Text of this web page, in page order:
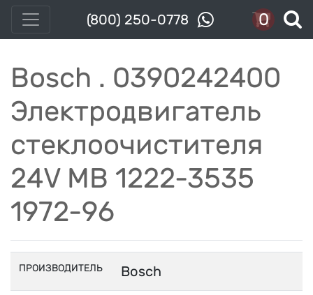
(800) 250-0778 0
Bosch . 0390242400
Электродвигатель
стеклоочистителя
24V MB 1222-3535
1972-96
ПРОИЗВОДИТЕЛЬ Bosch